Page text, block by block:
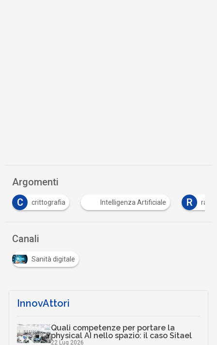
Argomenti
C
crittografia Intelligenza Artificiale R
Canali
Sanità digitale
InnovAttori
Quali competenze per portare la
physical AI nello spazio: il caso Sitael
22 Lug 2026